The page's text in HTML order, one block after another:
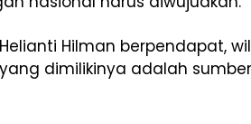
Hilman berpendapat,
dimilikinya adalah